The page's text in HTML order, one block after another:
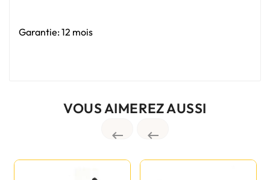
Garantie: 12 mois
VOUS AIMEREZ AUSSI
 